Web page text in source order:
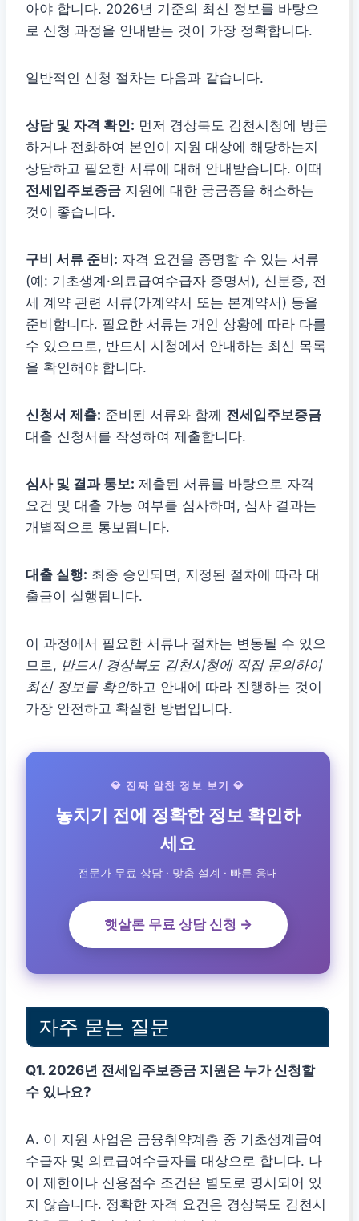
아야 합니다. 2026년 기준의 최신 정보를 바탕으
로 신청 과정을 안내받는 것이 가장 정확합니다.
일반적인 신청 절차는 다음과 같습니다.
상담 및 자격 확인: 먼저 경상북도 김천시청에 방문
하거나 전화하여 본인이 지원 대상에 해당하는지
상담하고 필요한 서류에 대해 안내받습니다. 이때
전세입주보증금 지원에 대한 궁금증을 해소하는
것이 좋습니다.
구비 서류 준비: 자격 요건을 증명할 수 있는 서류
(예: 기초생계·의료급여수급자 증명서), 신분증, 전
세 계약 관련 서류(가계약서 또는 본계약서) 등을
준비합니다. 필요한 서류는 개인 상황에 따라 다를
수 있으므로, 반드시 시청에서 안내하는 최신 목록
을 확인해야 합니다.
신청서 제출: 준비된 서류와 함께 전세입주보증금
대출 신청서를 작성하여 제출합니다.
심사 및 결과 통보: 제출된 서류를 바탕으로 자격
요건 및 대출 가능 여부를 심사하며, 심사 결과는
개별적으로 통보됩니다.
대출 실행: 최종 승인되면, 지정된 절차에 따라 대
출금이 실행됩니다.
이 과정에서 필요한 서류나 절차는 변동될 수 있으
므로, 반드시 경상북도 김천시청에 직접 문의하여
최신 정보를 확인하고 안내에 따라 진행하는 것이
가장 안전하고 확실한 방법입니다.
💎 진짜 알찬 정보 보기 💎
놓치기 전에 정확한 정보 확인하
세요
전문가 무료 상담 · 맞춤 설계 · 빠른 응대
햇살론 무료 상담 신청 →
자주 묻는 질문
Q1. 2026년 전세입주보증금 지원은 누가 신청할
수 있나요?
A. 이 지원 사업은 금융취약계층 중 기초생계급여
수급자 및 의료급여수급자를 대상으로 합니다. 나
이 제한이나 신용점수 조건은 별도로 명시되어 있
지 않습니다. 정확한 자격 요건은 경상북도 김천시